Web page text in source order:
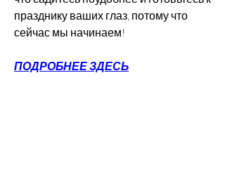
празднику ваших глаз, потому что
сейчас мы начинаем!
ПОДРОБНЕЕ ЗДЕСЬ